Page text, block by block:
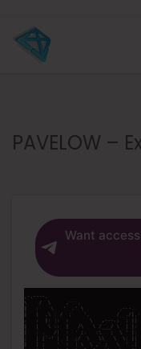
PAVELOW –
Want